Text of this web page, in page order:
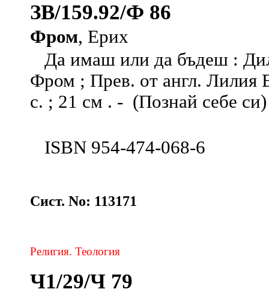
ЗВ/159.92/Ф 86
Фром, Ерих
Да имаш или да бъдеш :
Фром ; Прев. от англ. Лилия
с. ; 21 см . - (Познай себе си)
ISBN 954-474-068-6
Сист. No: 113171
Религия. Теология
Ч1/29/Ч 79